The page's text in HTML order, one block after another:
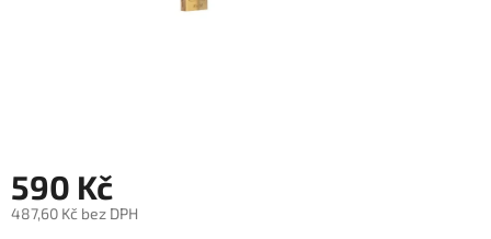
590 Kč
487,60 Kč bez DPH